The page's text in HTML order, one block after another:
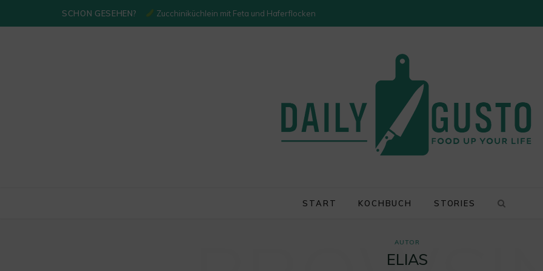
SCHON GESEHEN? Zucchiniküchlein mit Feta und Haferflocken
START KOCHBUCH STORIES
AUTOR
ELIAS